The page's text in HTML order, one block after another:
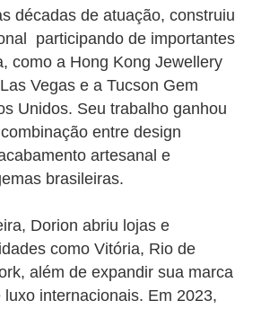
décadas de atuação, construiu
participando de importantes
como a Hong Kong Jewellery
Vegas e a Tucson Gem
Unidos. Seu trabalho ganhou
entre design
artesanal e
brasileiras.
Dorion abriu lojas e
como Vitória, Rio de
além de expandir sua marca
internacionais. Em 2023,